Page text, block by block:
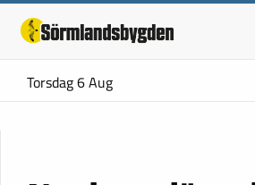
Torsdag 6 Aug